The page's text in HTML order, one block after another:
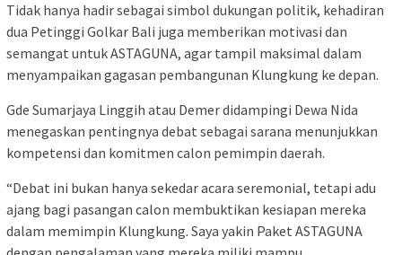
Tidak hanya hadir sebagai simbol dukungan politik, kehadiran
dua Petinggi Golkar Bali juga memberikan motivasi dan
semangat untuk ASTAGUNA, agar tampil maksimal dalam
menyampaikan gagasan pembangunan Klungkung ke depan.
Gde Sumarjaya Linggih atau Demer didampingi Dewa Nida
menegaskan pentingnya debat sebagai sarana menunjukkan
kompetensi dan komitmen calon pemimpin daerah.
“Debat ini bukan hanya sekedar acara seremonial, tetapi adu
ajang bagi pasangan calon membuktikan kesiapan mereka
dalam memimpin Klungkung. Saya yakin Paket ASTAGUNA